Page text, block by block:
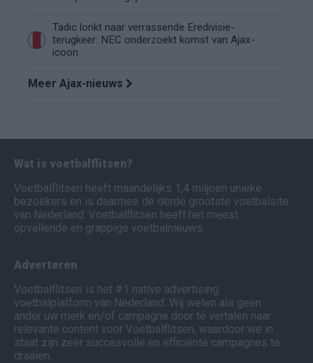
Tadic lonkt naar verrassende Eredivisie-
terugkeer: NEC onderzoekt komst van Ajax-
icoon
Meer Ajax-nieuws
Wat is voetbalflitsen?
Voetbalflitsen heeft maandelijks 1,4 miljoen unieke
bezoekers en is daarmee de derde grootste voetbalsite
van Nederland. Voetbalflitsen heeft het meest
opvallende en grappige voetbalnieuws.
Adverteren
Voetbalflitsen is het #1 native advertising
voetbalplatform van Nederland. Wij weten als geen
ander uw merk en/of campagne door te vertalen naar
relevante content voor Voetbalflitsen, waardoor we in
staat zijn zeer succesvolle en efficiënte campagnes te
draaien.